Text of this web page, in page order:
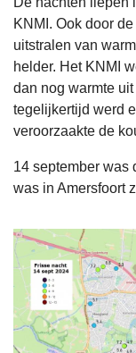
KNMI. Ook door
uitstralen van
helder. Het KNMI
dan nog warmte
tegelijkertijd werd
veroorzaakte de
14 september was
was in Amersfoort